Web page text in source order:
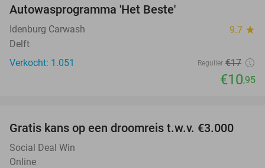
Autowasprogramma 'Het Beste'
Idenburg Carwash 9.7 star
Delft
Verkocht: 1.051
Regulier €17
€10,95
Gratis kans op een droomreis t.w.v. €3.000
Social Deal Win
Online